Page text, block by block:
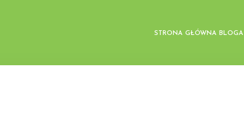
STRONA GŁÓWNA BLOGA